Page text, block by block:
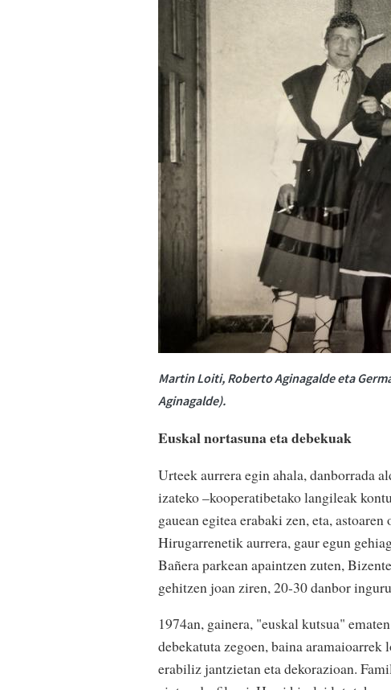
Martin Loiti, Roberto Aginagalde eta
Aginagalde).
Euskal nortasuna eta debekuak
Urteek aurrera egin ahala, danborrada
izateko –kooperatibetako langileak
gauean egitea erabaki zen, eta,
Hirugarrenetik aurrera, gaur egun
Bañera parkean apaintzen zuten,
gehitzen joan ziren, 20-30 danbor
1974an, gainera, "euskal kutsua"
debekatuta zegoen, baina
erabiliz jantzietan eta dekorazioan.